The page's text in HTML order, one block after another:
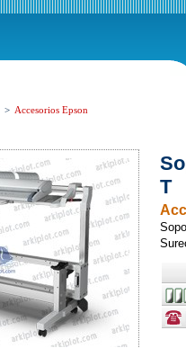
> Accesorios Epson
T